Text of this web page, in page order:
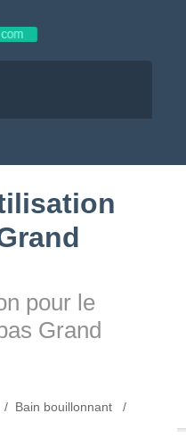
pour le
Grand
Bain bouillonnant